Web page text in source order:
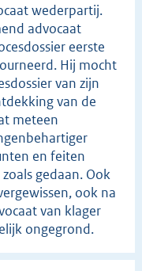
wederpartij.
advocaat
eerste
Hij mocht
van zijn
van de
meteen
en feiten
gedaan. Ook
ook na
van klager
ongegrond.